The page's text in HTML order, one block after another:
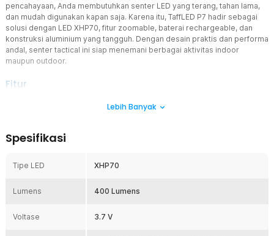
pencahayaan, Anda membutuhkan senter LED yang terang, tahan lama,
dan mudah digunakan kapan saja. Karena itu, TaffLED P7 hadir sebagai
solusi dengan LED XHP70, fitur zoomable, baterai rechargeable, dan
konstruksi aluminium yang tangguh. Dengan desain praktis dan performa
andal, senter tactical ini siap menemani berbagai aktivitas indoor
maupun outdoor.
Fitur
Cahaya Super Terang dengan Chip LED XHP70
cahaya yang merata. Cahaya yang terang membantu meningkatkan
di luar ruangan. Penggunaan LED modern juga membuat konsumsi
daya lebih efisien sehingga baterai dapat digunakan lebih optimal.
Material Aluminium Alloy Tangguh dan Tahan Lama
dikenal kuat dan tahan lama. Material ini membantu melindungi
Lebih Banyak
Spesifikasi
Tipe LED XHP70
Lumens 400 Lumens
Voltase 3.7 V